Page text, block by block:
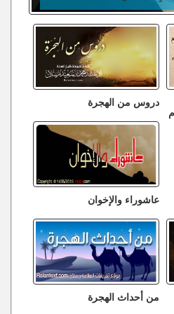
دروس من الهجرة
عاشوراء والإخوان
من أحداث الهجرة